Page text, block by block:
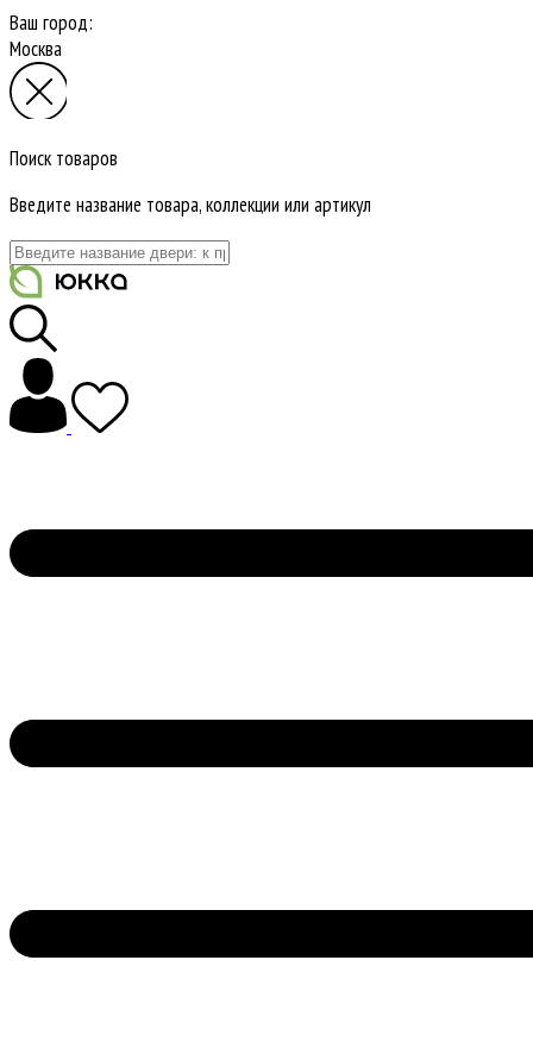
Ваш город:
Москва
Поиск товаров
Введите название товара, коллекции или артикул